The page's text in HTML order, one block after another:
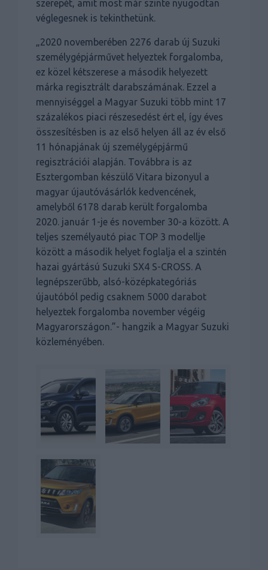
szerepét, amit most már szinte nyugodtan
véglegesnek is tekinthetünk.
„2020 novemberében 2276 darab új Suzuki
személygépjárművet helyeztek forgalomba,
ez közel kétszerese a második helyezett
márka regisztrált darabszámának. Ezzel a
mennyiséggel a Magyar Suzuki több mint 17
százalékos piaci részesedést ért el, így éves
összesítésben is az első helyen áll az év első
11 hónapjának új személygépjármű
regisztrációi alapján. Továbbra is az
Esztergomban készülő Vitara bizonyul a
magyar újautóvásárlók kedvencének,
amelyből 6178 darab került forgalomba
2020. január 1-je és november 30-a között. A
teljes személyautó piac TOP 3 modellje
között a második helyet foglalja el a szintén
hazai gyártású Suzuki SX4 S-CROSS. A
legnépszerűbb, alsó-középkategóriás
újautóból pedig csaknem 5000 darabot
helyeztek forgalomba november végéig
Magyarországon.”- hangzik a Magyar Suzuki
közleményében.